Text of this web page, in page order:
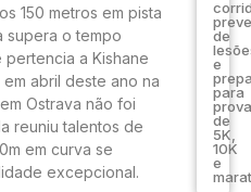
150 metros em pista
supera o tempo
a Kishane
abril deste ano na
Ostrava não foi
reuniu talentos de
em curva se
excepcional.
de
e
para
de
5K,
10K
e